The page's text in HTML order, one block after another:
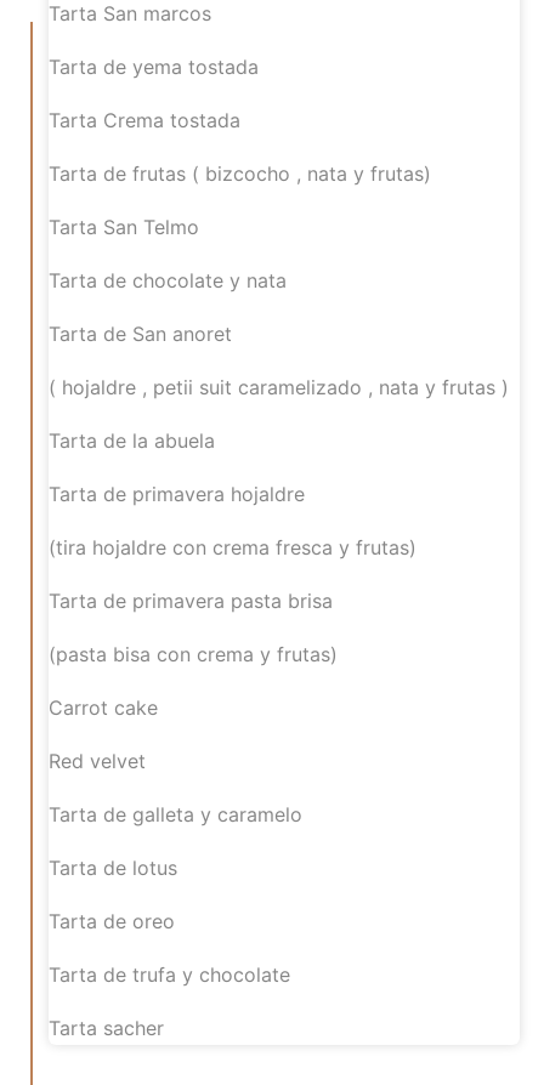
Tarta San marcos
Tarta de yema tostada
Tarta Crema tostada
Tarta de frutas ( bizcocho , nata y frutas)
Tarta San Telmo
Tarta de chocolate y nata
Tarta de San anoret
( hojaldre , petii suit caramelizado , nata y frutas )
Tarta de la abuela
Tarta de primavera hojaldre
(tira hojaldre con crema fresca y frutas)
Tarta de primavera pasta brisa
(pasta bisa con crema y frutas)
Carrot cake
Red velvet
Tarta de galleta y caramelo
Tarta de lotus
Tarta de oreo
Tarta de trufa y chocolate
Tarta sacher